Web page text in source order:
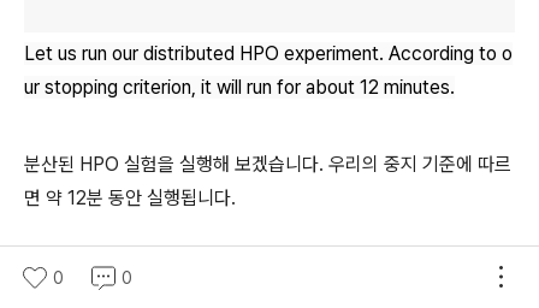
Let us run our distributed HPO experiment. According to o
ur stopping criterion, it will run for about 12 minutes.
분산된 HPO 실험을 실행해 보겠습니다. 우리의 중지 기준에 따르
면 약 12분 동안 실행됩니다.
0 0